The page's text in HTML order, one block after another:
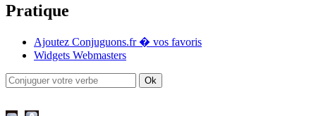
Pratique
Ajoutez Conjuguons.fr � vos favoris
Widgets Webmasters